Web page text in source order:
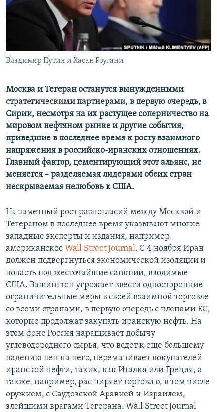
ПОБЕДИТЕЛЕЙ НЕ СУДЯТ?
КРЫМ.НЕПОКОРЕННЫЙ
УКРАИНСКАЯ ПРОБЛЕМА КРЫМА
ПРИСОЕДИНЯЙТЕСЬ!
Владимир Путин и Хасан Роугани
Москва и Тегеран останутся вынужденными
стратегическими партнерами, в первую очередь, в
Сирии, несмотря на их растущее соперничество на
мировом нефтяном рынке и другие события,
приведшие в последнее время к росту взаимного
напряжения в российско-иранских отношениях.
Главный фактор, цементирующий этот альянс, не
меняется – разделяемая лидерами обеих стран
нескрываемая нелюбовь к США.
На заметный рост разногласий между Москвой и
Тегераном в последнее время указывают многие
западные эксперты и издания, например,
американское Wall Street Journal. С 4 ноября Иран
должен подвергнуться экономической изоляции и
попасть под жесточайшие санкции, вводимые
США. Вашингтон угрожает ввести односторонние
ограничительные меры в своей взаимной торговле
со всеми странами, в первую очередь с членами ЕС,
которые продолжат закупать иранскую нефть. На
этом фоне Россия наращивает добычу
углеводородного сырья, что ведет к еще большему
падению цен на него, переманивает покупателей
иранской нефти, таких, как Италия или Греция, а
также, например, расширяет торговлю, в том числе
оружием, с Саудовской Аравией и Израилем,
злейшими врагами Тегерана. Wall Street Journal